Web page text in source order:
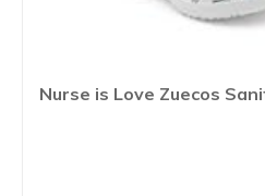
Nurse is Love Zuecos